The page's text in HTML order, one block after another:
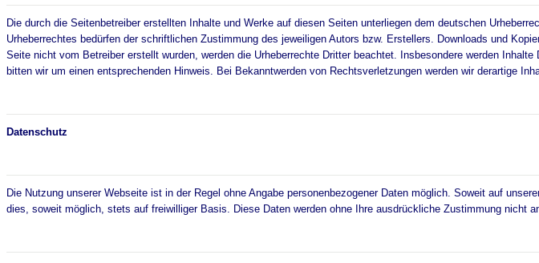
Die durch die Seitenbetreiber erstellten Inhalte und Werke auf diesen Seiten unterliegen dem deutschen
Urheberrechtes bedürfen der schriftlichen Zustimmung des jeweiligen Autors bzw. Erstellers. Downloads und
Seite nicht vom Betreiber erstellt wurden, werden die Urheberrechte Dritter beachtet. Insbesondere werden
bitten wir um einen entsprechenden Hinweis. Bei Bekanntwerden von Rechtsverletzungen werden wir derartige
Datenschutz
Die Nutzung unserer Webseite ist in der Regel ohne Angabe personenbezogener Daten möglich. Soweit auf
dies, soweit möglich, stets auf freiwilliger Basis. Diese Daten werden ohne Ihre ausdrückliche Zustimmung nicht